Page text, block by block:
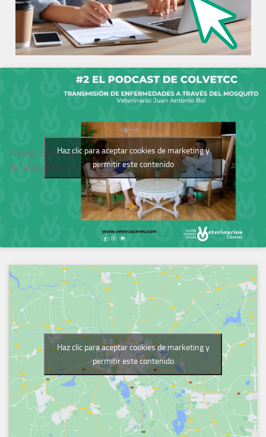
Podcast del Colegio
de Veterinarios
Haz clic para aceptar cookies de marketing y
permitir este contenido
Haz clic para aceptar cookies de marketing y
permitir este contenido